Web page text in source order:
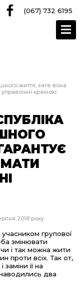
(067) 732 6195
життя, зате вона
країною
2018 року
групової
змінювати
і так можна жити
проти всіх. Так от,
заміни її на
два